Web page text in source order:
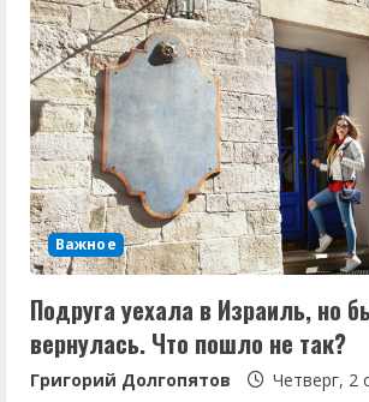
т
ь
ч
т
е
н
и
е
Важное
Подруга уехала в Израиль, но
вернулась. Что пошло не так?
Григорий Долгопятов Четверг, 2